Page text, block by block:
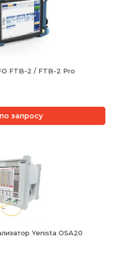
FTB-2 / FTB-2 Pro
запросу
Yenista OSA20